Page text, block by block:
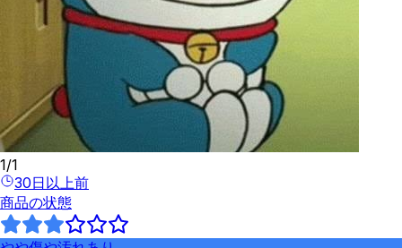
1/1
30日以上前
商品の状態